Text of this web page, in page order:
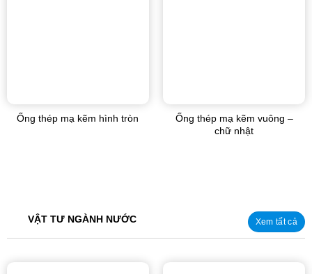
Ống thép mạ kẽm hình tròn
Ống thép mạ kẽm vuông –
chữ nhật
VẬT TƯ NGÀNH NƯỚC Xem tất cả